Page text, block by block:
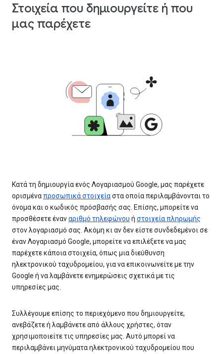
Στοιχεία που δημιουργείτε ή που
μας παρέχετε
Κατά τη δημιουργία ενός Λογαριασμού Google, μας παρέχετε
ορισμέναπροσωπικά στοιχείαστα οποία περιλαμβάνονται το
όνομα και ο κωδικός πρόσβασής σας. Επίσης, μπορείτε να
προσθέσετε έναναριθμό τηλεφώνου ή στοιχεία πληρωμής
στον λογαριασμό σας. Ακόμη κι αν δεν είστε συνδεδεμένοι σε
έναν Λογαριασμό Google, μπορείτε να επιλέξετε να μας
παρέχετε κάποια στοιχεία, όπως μια διεύθυνση
ηλεκτρονικού ταχυδρομείου, για να επικοινωνείτε με την
Google ή να λαμβάνετε ενημερώσεις σχετικά με τις
υπηρεσίες μας.
Συλλέγουμε επίσης το περιεχόμενο που δημιουργείτε,
ανεβάζετε ή λαμβάνετε από άλλους χρήστες, όταν
χρησιμοποιείτε τις υπηρεσίες μας. Αυτό μπορεί να
περιλαμβάνει μηνύματα ηλεκτρονικού ταχυδρομείου που